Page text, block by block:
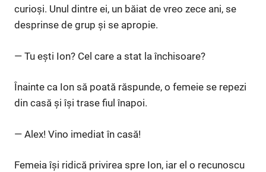
curioși. Unul dintre ei, un băiat de vreo zece ani, se
desprinse de grup și se apropie.
— Tu ești Ion? Cel care a stat la închisoare?
Înainte ca Ion să poată răspunde, o femeie se repezi
din casă și își trase fiul înapoi.
— Alex! Vino imediat în casă!
Femeia își ridică privirea spre Ion, iar el o recunoscu